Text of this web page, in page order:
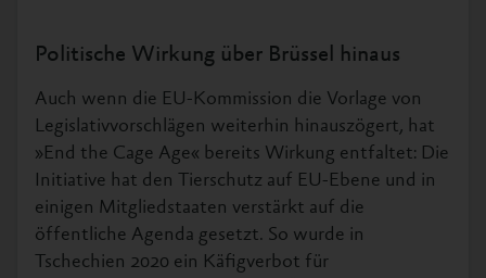
Politische Wirkung über Brüssel hinaus
Auch wenn die EU-Kommission die Vorlage von
Legislativvorschlägen weiterhin hinauszögert, hat
»End the Cage Age« bereits Wirkung entfaltet: Die
Initiative hat den Tierschutz auf EU-Ebene und in
einigen Mitgliedstaaten verstärkt auf die
öffentliche Agenda gesetzt. So wurde in
Tschechien 2020 ein Käfigverbot für